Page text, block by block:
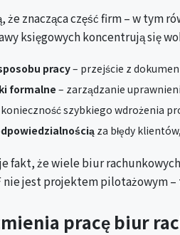
że znacząca część firm – w tym
księgowych koncentrują się
pracy– przejście z
formalne– zarządzanie
szybkiego wdrożenia
za błędy
fakt, że wiele biur rachunkowych
nie jest projektem pilotażowym –
pracę biur